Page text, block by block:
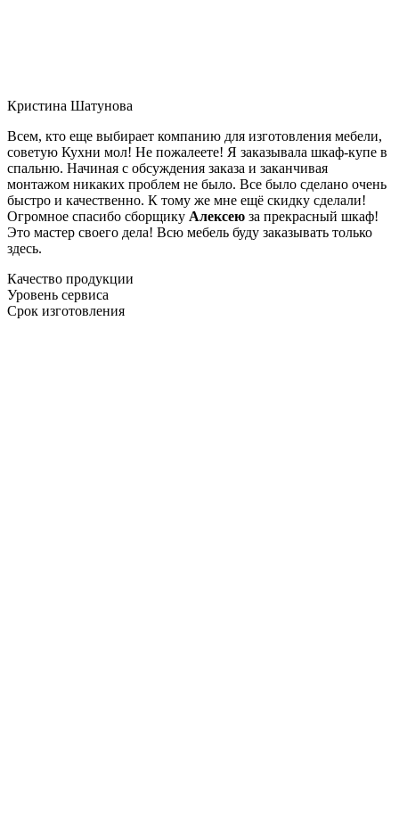
Кристина Шатунова
Всем, кто еще выбирает компанию для изготовления мебели,
советую Кухни мол! Не пожалеете! Я заказывала шкаф-купе в
спальню. Начиная с обсуждения заказа и заканчивая
монтажом никаких проблем не было. Все было сделано очень
быстро и качественно. К тому же мне ещё скидку сделали!
Огромное спасибо сборщику Алексею за прекрасный шкаф!
Это мастер своего дела! Всю мебель буду заказывать только
здесь.
Качество продукции
Уровень сервиса
Срок изготовления